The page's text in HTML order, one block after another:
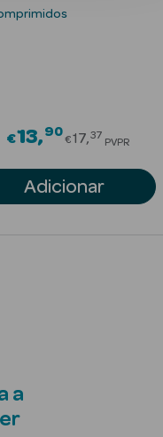
€13 90Price
€17 37
PVPR
Adicionar
a